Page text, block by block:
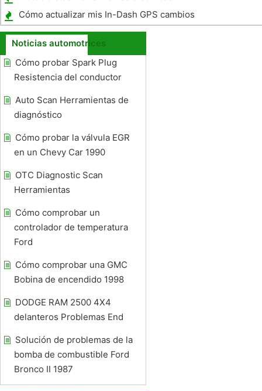
Cómo actualizar mis In-Dash GPS cambios
Noticias automotrices
Cómo probar Spark Plug
Resistencia del conductor
Auto Scan Herramientas de
diagnóstico
Cómo probar la válvula EGR
en un Chevy Car 1990
OTC Diagnostic Scan
Herramientas
Cómo comprobar un
controlador de temperatura
Ford
Cómo comprobar una GMC
Bobina de encendido 1998
DODGE RAM 2500 4X4
delanteros Problemas End
Solución de problemas de la
bomba de combustible Ford
Bronco II 1987